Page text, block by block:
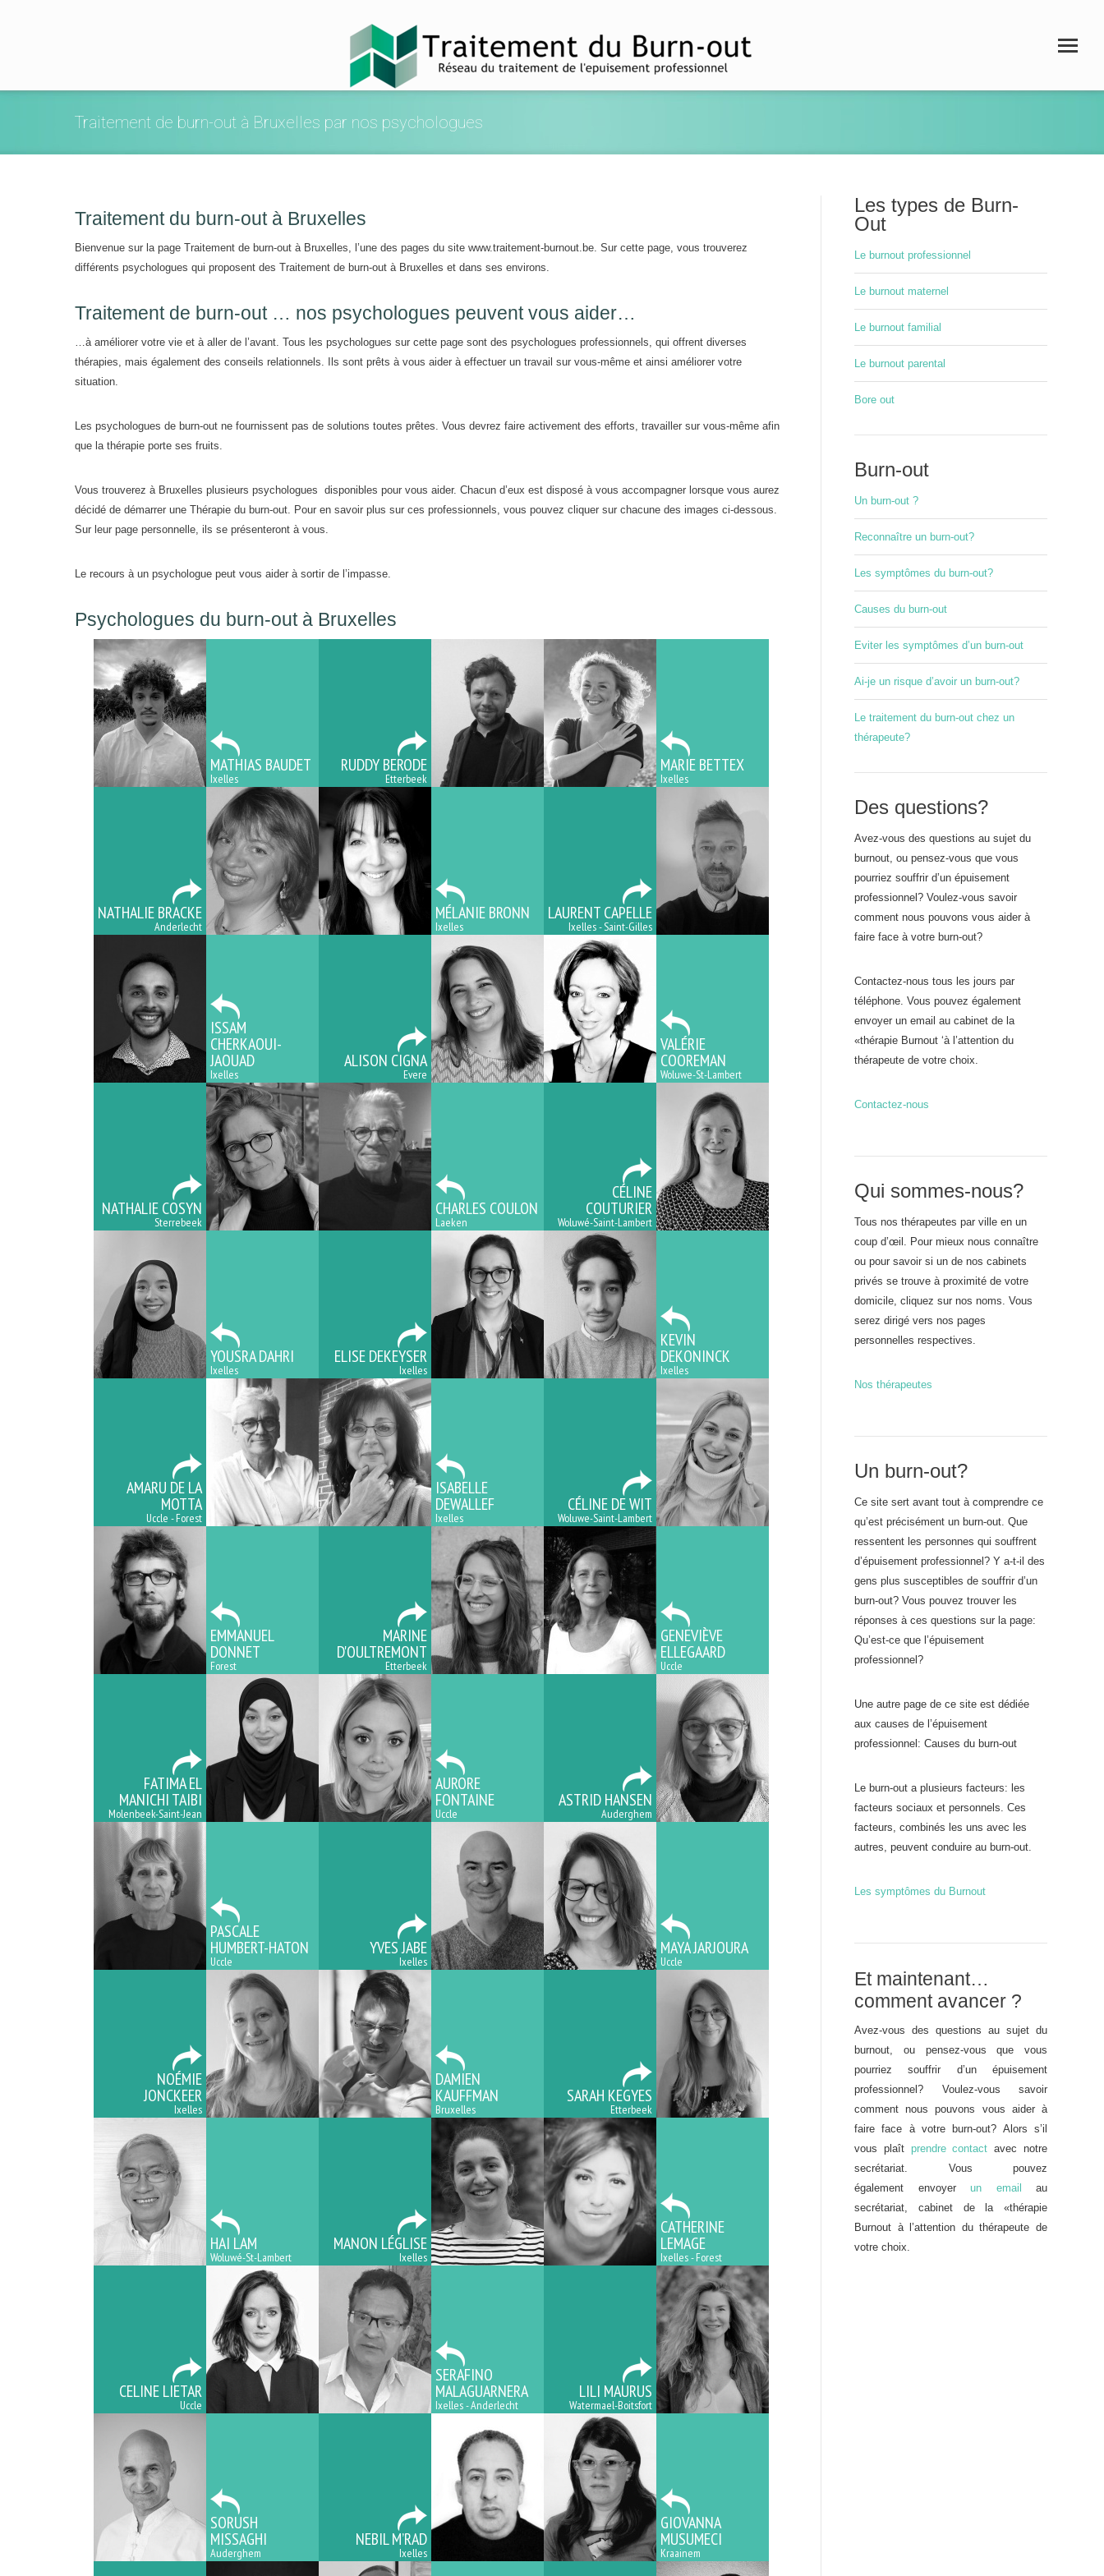
Traitement de burn-out à Bruxelles par nos psychologues
Traitement du burn-out à Bruxelles
Bienvenue sur la page Traitement de burn-out à Bruxelles, l’une des pages du site www.traitement-burnout.be. Sur cette page, vous trouverez
différents psychologues qui proposent des Traitement de burn-out à Bruxelles et dans ses environs.
Traitement de burn-out … nos psychologues peuvent vous aider…
…à améliorer votre vie et à aller de l’avant. Tous les psychologues sur cette page sont des psychologues professionnels, qui offrent diverses
thérapies, mais également des conseils relationnels. Ils sont prêts à vous aider à effectuer un travail sur vous-même et ainsi améliorer votre
situation.
Les psychologues de burn-out ne fournissent pas de solutions toutes prêtes. Vous devrez faire activement des efforts, travailler sur vous-même afin
que la thérapie porte ses fruits.
Vous trouverez à Bruxelles plusieurs psychologues disponibles pour vous aider. Chacun d’eux est disposé à vous accompagner lorsque vous aurez
décidé de démarrer une Thérapie du burn-out. Pour en savoir plus sur ces professionnels, vous pouvez cliquer sur chacune des images ci-dessous.
Sur leur page personnelle, ils se présenteront à vous.
Le recours à un psychologue peut vous aider à sortir de l’impasse.
Psychologues du burn-out à Bruxelles
MATHIAS BAUDET
Ixelles
RUDDY BERODE
Etterbeek
MARIE BETTEX
Ixelles
NATHALIE BRACKE
Anderlecht
MÉLANIE BRONN
Ixelles
LAURENT CAPELLE
Ixelles - Saint-Gilles
ISSAM
CHERKAOUI-
JAOUAD
Ixelles
ALISON CIGNA
Evere
VALÉRIE
COOREMAN
Woluwe-St-Lambert
NATHALIE COSYN
Sterrebeek
CHARLES COULON
Laeken
CÉLINE
COUTURIER
Woluwé-Saint-Lambert
YOUSRA DAHRI
Ixelles
ELISE DEKEYSER
Ixelles
KEVIN
DEKONINCK
Ixelles
AMARU DE LA
MOTTA
Uccle - Forest
ISABELLE
DEWALLEF
Ixelles
CÉLINE DE WIT
Woluwe-Saint-Lambert
EMMANUEL
DONNET
Forest
MARINE
D'OULTREMONT
Etterbeek
GENEVIÈVE
ELLEGAARD
Uccle
FATIMA EL
MANICHI TAIBI
Molenbeek-Saint-Jean
AURORE
FONTAINE
Uccle
ASTRID HANSEN
Auderghem
PASCALE
HUMBERT-HATON
Uccle
YVES JABE
Ixelles
MAYA JARJOURA
Uccle
NOÉMIE
JONCKEER
Ixelles
DAMIEN
KAUFFMAN
Bruxelles
SARAH KEGYES
Etterbeek
HAI LAM
Woluwé-St-Lambert
MANON LÉGLISE
Ixelles
CATHERINE
LEMAGE
Ixelles - Forest
CELINE LIETAR
Uccle
SERAFINO
MALAGUARNERA
Ixelles - Anderlecht
LILI MAURUS
Watermael-Boitsfort
SORUSH
MISSAGHI
Auderghem
NEBIL M’RAD
Ixelles
GIOVANNA
MUSUMECI
Kraainem
Les types de Burn-
Out
Le burnout professionnel
Le burnout maternel
Le burnout familial
Le burnout parental
Bore out
Burn-out
Un burn-out ?
Reconnaître un burn-out?
Les symptômes du burn-out?
Causes du burn-out
Eviter les symptômes d’un burn-out
Ai-je un risque d’avoir un burn-out?
Le traitement du burn-out chez un
thérapeute?
Des questions?
Avez-vous des questions au sujet du
burnout, ou pensez-vous que vous
pourriez souffrir d’un épuisement
professionnel? Voulez-vous savoir
comment nous pouvons vous aider à
faire face à votre burn-out?
Contactez-nous tous les jours par
téléphone. Vous pouvez également
envoyer un email au cabinet de la
«thérapie Burnout ‘à l’attention du
thérapeute de votre choix.
Contactez-nous
Qui sommes-nous?
Tous nos thérapeutes par ville en un
coup d’œil. Pour mieux nous connaître
ou pour savoir si un de nos cabinets
privés se trouve à proximité de votre
domicile, cliquez sur nos noms. Vous
serez dirigé vers nos pages
personnelles respectives.
Nos thérapeutes
Un burn-out?
Ce site sert avant tout à comprendre ce
qu’est précisément un burn-out. Que
ressentent les personnes qui souffrent
d’épuisement professionnel? Y a-t-il des
gens plus susceptibles de souffrir d’un
burn-out? Vous pouvez trouver les
réponses à ces questions sur la page:
Qu’est-ce que l’épuisement
professionnel?
Une autre page de ce site est dédiée
aux causes de l’épuisement
professionnel: Causes du burn-out
Le burn-out a plusieurs facteurs: les
facteurs sociaux et personnels. Ces
facteurs, combinés les uns avec les
autres, peuvent conduire au burn-out.
Les symptômes du Burnout
Et maintenant…
comment avancer ?
Avez-vous des questions au sujet du
burnout, ou pensez-vous que vous
pourriez souffrir d’un épuisement
professionnel? Voulez-vous savoir
comment nous pouvons vous aider à
faire face à votre burn-out? Alors s’il
vous plaît prendre contact avec notre
secrétariat. Vous pouvez
également envoyer un email
au
secrétariat, cabinet de la «thérapie
Burnout à l’attention du thérapeute de
votre choix.